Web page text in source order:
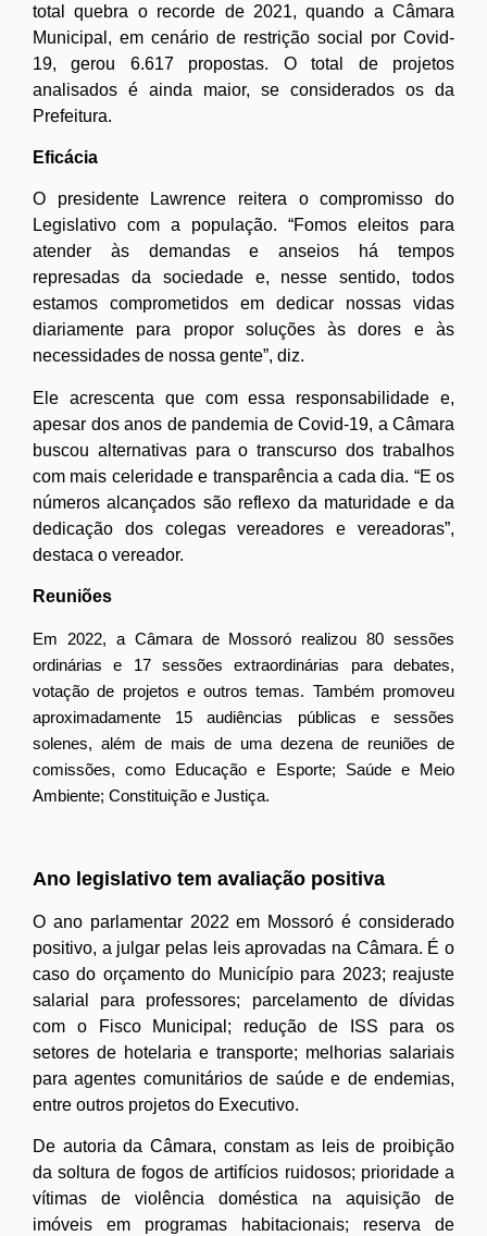
total quebra o recorde de 2021, quando a Câmara
Municipal, em cenário de restrição social por Covid-
19, gerou 6.617 propostas. O total de projetos
analisados é ainda maior, se considerados os da
Prefeitura.
Eficácia
O presidente Lawrence reitera o compromisso do
Legislativo com a população. “Fomos eleitos para
atender às demandas e anseios há tempos
represadas da sociedade e, nesse sentido, todos
estamos comprometidos em dedicar nossas vidas
diariamente para propor soluções às dores e às
necessidades de nossa gente”, diz.
Ele acrescenta que com essa responsabilidade e,
apesar dos anos de pandemia de Covid-19, a Câmara
buscou alternativas para o transcurso dos trabalhos
com mais celeridade e transparência a cada dia. “E os
números alcançados são reflexo da maturidade e da
dedicação dos colegas vereadores e vereadoras”,
destaca o vereador.
Reuniões
Em 2022, a Câmara de Mossoró realizou 80 sessões
ordinárias e 17 sessões extraordinárias para debates,
votação de projetos e outros temas. Também promoveu
aproximadamente 15 audiências públicas e sessões
solenes, além de mais de uma dezena de reuniões de
comissões, como Educação e Esporte; Saúde e Meio
Ambiente; Constituição e Justiça.
Ano legislativo tem avaliação positiva
O ano parlamentar 2022 em Mossoró é considerado
positivo, a julgar pelas leis aprovadas na Câmara. É o
caso do orçamento do Município para 2023; reajuste
salarial para professores; parcelamento de dívidas
com o Fisco Municipal; redução de ISS para os
setores de hotelaria e transporte; melhorias salariais
para agentes comunitários de saúde e de endemias,
entre outros projetos do Executivo.
De autoria da Câmara, constam as leis de proibição
da soltura de fogos de artifícios ruidosos; prioridade a
vítimas de violência doméstica na aquisição de
imóveis em programas habitacionais; reserva de